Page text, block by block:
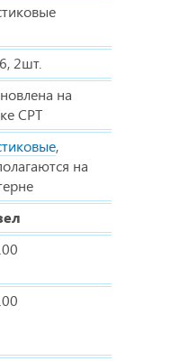
2шт.
на
СРТ
,
на